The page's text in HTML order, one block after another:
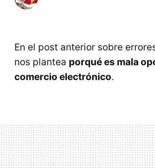
En el post anterior sobre
nos plantea porqué es mala
comercio electrónico.